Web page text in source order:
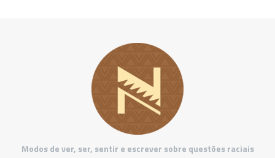
Modos de ver, ser, sentir e escrever sobre questões raciais